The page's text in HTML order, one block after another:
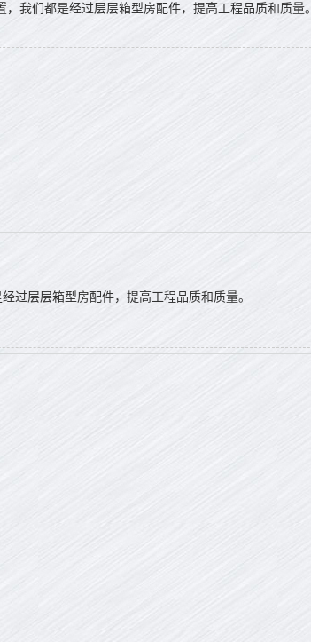
，我们都是经过层层箱型房配件，提高工程品质和质量。
过层层箱型房配件，提高工程品质和质量。